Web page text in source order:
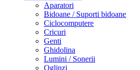
Aparatori
Bidoane / Suporti bidoane
Ciclocomputere
Cricuri
Genti
Ghidolina
Lumini / Sonerii
Oglinzi